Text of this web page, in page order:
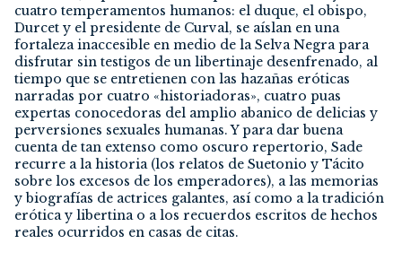
cuatro temperamentos humanos: el duque, el obispo,
Durcet y el presidente de Curval, se aíslan en una
fortaleza inaccesible en medio de la Selva Negra para
disfrutar sin testigos de un libertinaje desenfrenado, al
tiempo que se entretienen con las hazañas eróticas
narradas por cuatro «historiadoras», cuatro puas
expertas conocedoras del amplio abanico de delicias y
perversiones sexuales humanas. Y para dar buena
cuenta de tan extenso como oscuro repertorio, Sade
recurre a la historia (los relatos de Suetonio y Tácito
sobre los excesos de los emperadores), a las memorias
y biografías de actrices galantes, así como a la tradición
erótica y libertina o a los recuerdos escritos de hechos
reales ocurridos en casas de citas.